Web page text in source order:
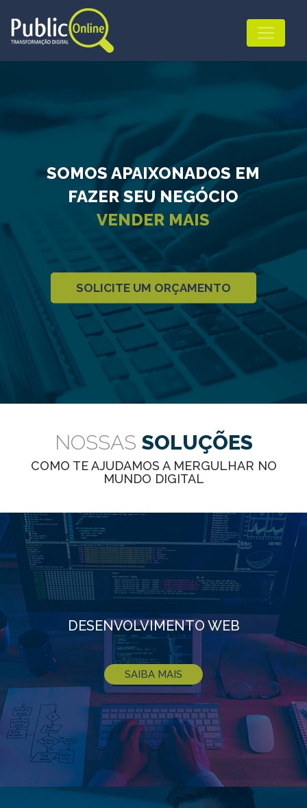
SOMOS APAIXONADOS EM
FAZER SEU NEGÓCIO
VENDER MAIS
SOLICITE UM ORÇAMENTO
NOSSAS SOLUÇÕES
COMO TE AJUDAMOS A MERGULHAR NO
MUNDO DIGITAL
DESENVOLVIMENTO WEB
SAIBA MAIS